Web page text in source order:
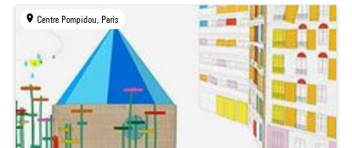
Centre Pompidou, Paris